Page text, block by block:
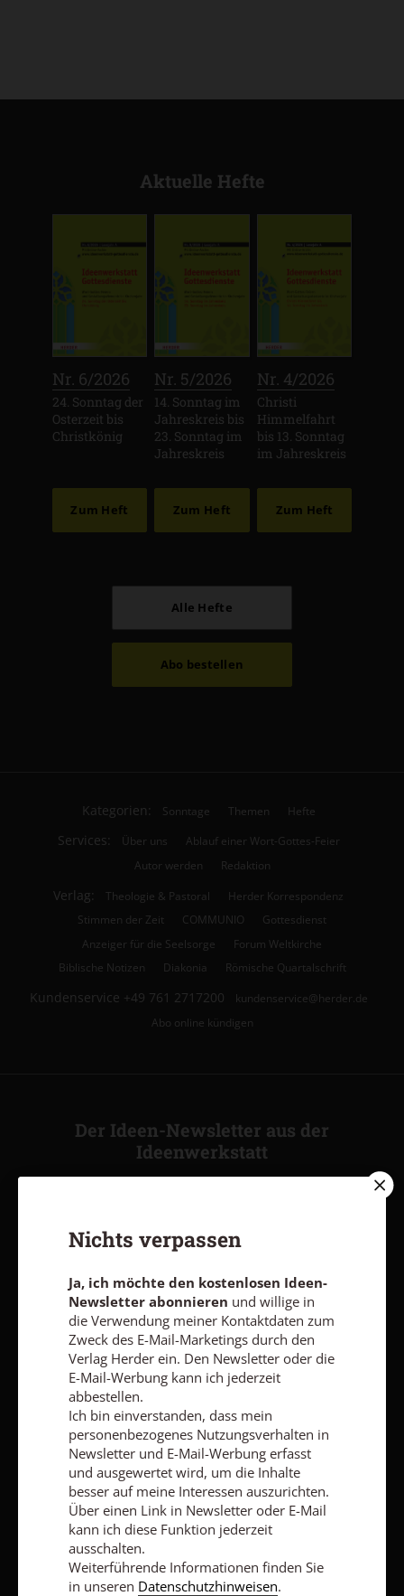
Aktuelle Hefte
Nr. 6/2026
24. Sonntag der
Osterzeit bis
Christkönig
Zum Heft
Nr. 5/2026
14. Sonntag im
Jahreskreis bis
23. Sonntag im
Jahreskreis
Zum Heft
Nr. 4/2026
Christi
Himmelfahrt
bis 13. Sonntag
im Jahreskreis
Zum Heft
Alle Hefte
Abo bestellen
Kategorien: Sonntage Themen Hefte
Services: Über uns
Ablauf einer Wort-Gottes-Feier
Autor werden
Redaktion
Verlag: Theologie & Pastoral
Herder Korrespondenz
Stimmen der Zeit
COMMUNIO
Gottesdienst
Anzeiger für die Seelsorge
Forum Weltkirche
Biblische Notizen
Diakonia Römische Quartalschrift
Kundenservice +49 761 2717200
kundenservice@herder.de
Abo online kündigen
Der Ideen-Newsletter aus der
Ideenwerkstatt
zum Zweck des E-Mail-Marketings durch den Verlag Herder ein.
Den Newsletter oder die E-Mail-Werbung kann ich jederzeit
Ich bin einverstanden, dass mein personenbezogenes
Nutzungsverhalten in Newsletter und E-Mail-Werbung erfasst
und ausgewertet wird, um die Inhalte besser auf meine
Interessen auszurichten. Über einen Link in Newsletter oder E-
Mail kann ich diese Funktion jederzeit ausschalten.
Weiterführende Informationen finden Sie in unseren
Datenschutzhinweisen.
Jetzt anmelden
Nichts verpassen
Ja, ich möchte den kostenlosen Ideen-
Newsletter abonnieren und willige in
die Verwendung meiner Kontaktdaten zum
Zweck des E-Mail-Marketings durch den
Verlag Herder ein. Den Newsletter oder die
E-Mail-Werbung kann ich jederzeit
abbestellen.
Ich bin einverstanden, dass mein
personenbezogenes Nutzungsverhalten in
Newsletter und E-Mail-Werbung erfasst
und ausgewertet wird, um die Inhalte
besser auf meine Interessen auszurichten.
Über einen Link in Newsletter oder E-Mail
kann ich diese Funktion jederzeit
ausschalten.
Weiterführende Informationen finden Sie
in unseren Datenschutzhinweisen.